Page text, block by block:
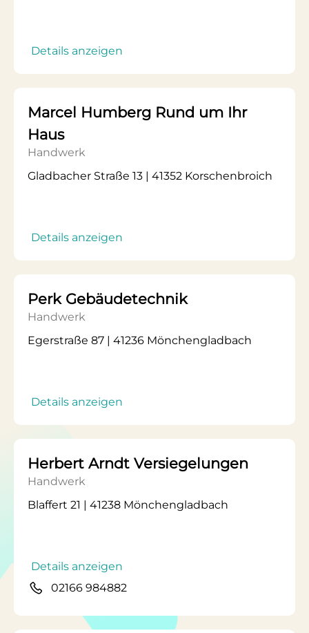
Details anzeigen
Marcel Humberg Rund um Ihr
Haus
Handwerk
Gladbacher Straße 13 | 41352 Korschenbroich
Details anzeigen
Perk Gebäudetechnik
Handwerk
Egerstraße 87 | 41236 Mönchengladbach
Details anzeigen
Herbert Arndt Versiegelungen
Handwerk
Blaffert 21 | 41238 Mönchengladbach
Details anzeigen
02166 984882